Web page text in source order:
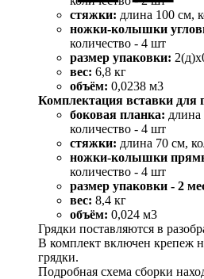
стяжки: длина 100 см,
ножки-колышки
количество - 4 шт
размер упаковки:
вес: 6,8 кг
объём: 0,0238 м3
Комплектация вставки для
боковая планка: длина
количество - 4 шт
стяжки: длина 70 см,
ножки-колышки
количество - 4 шт
размер упаковки - 2
вес: 8,4 кг
объём: 0,024 м3
Грядки поставляются в
В комплект включен крепеж
грядки.
Подробная схема сборки